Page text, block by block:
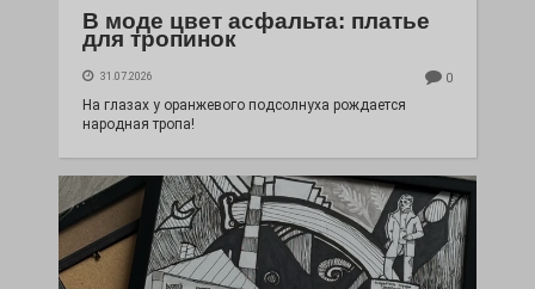
В моде цвет асфальта: платье
для тропинок
31.07.2026 0
На глазах у оранжевого подсолнуха рождается
народная тропа!